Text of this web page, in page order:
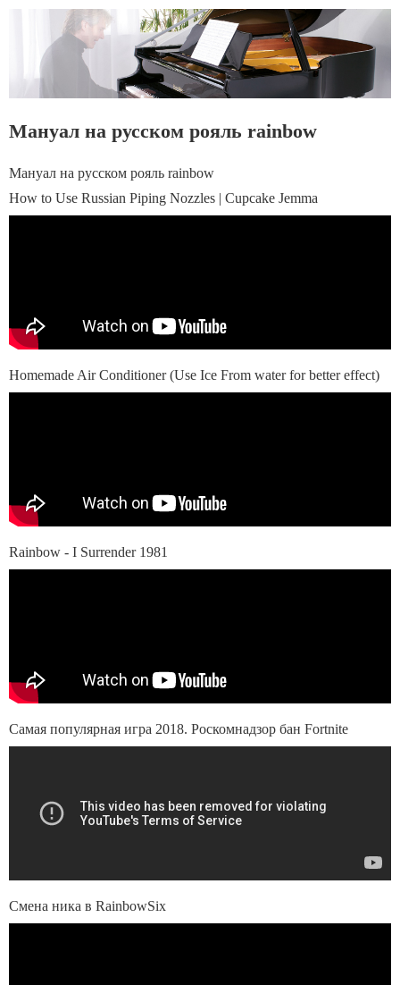
Мануал на русском рояль rainbow
Мануал на русском рояль rainbow
How to Use Russian Piping Nozzles | Cupcake Jemma
Homemade Air Conditioner (Use Ice From water for better effect)
Rainbow - I Surrender 1981
Самая популярная игра 2018. Роскомнадзор бан Fortnite
Смена ника в RainbowSix